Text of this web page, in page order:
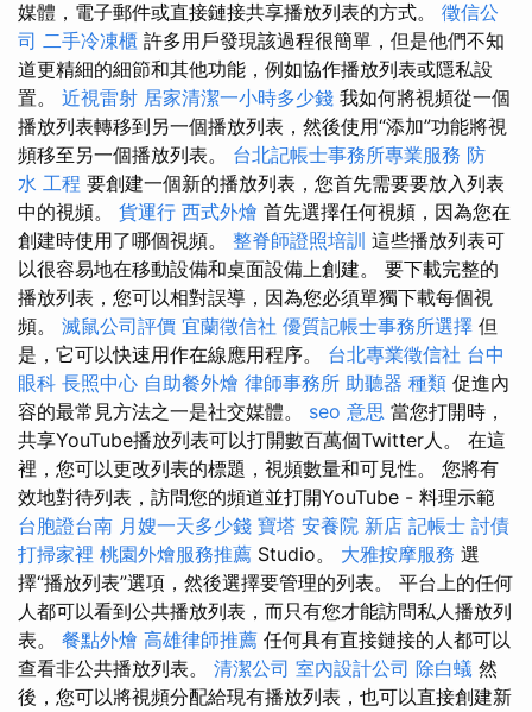
媒體，電子郵件或直接鏈接共享播放列表的方式。 徵信公
司 二手冷凍櫃 許多用戶發現該過程很簡單，但是他們不知
道更精細的細節和其他功能，例如協作播放列表或隱私設
置。 近視雷射 居家清潔一小時多少錢 我如何將視頻從一個
播放列表轉移到另一個播放列表，然後使用“添加”功能將視
頻移至另一個播放列表。 台北記帳士事務所專業服務 防
水 工程 要創建一個新的播放列表，您首先需要要放入列表
中的視頻。 貨運行 西式外燴 首先選擇任何視頻，因為您在
創建時使用了哪個視頻。 整脊師證照培訓 這些播放列表可
以很容易地在移動設備和桌面設備上創建。 要下載完整的
播放列表，您可以相對誤導，因為您必須單獨下載每個視
頻。 滅鼠公司評價 宜蘭徵信社 優質記帳士事務所選擇 但
是，它可以快速用作在線應用程序。 台北專業徵信社 台中
眼科 長照中心 自助餐外燴 律師事務所 助聽器 種類 促進內
容的最常見方法之一是社交媒體。 seo 意思 當您打開時，
共享YouTube播放列表可以打開數百萬個Twitter人。 在這
裡，您可以更改列表的標題，視頻數量和可見性。 您將有
效地對待列表，訪問您的頻道並打開YouTube - 料理示範
台胞證台南 月嫂一天多少錢 寶塔 安養院 新店 記帳士 討債
打掃家裡 桃園外燴服務推薦 Studio。 大雅按摩服務 選
擇“播放列表”選項，然後選擇要管理的列表。 平台上的任何
人都可以看到公共播放列表，而只有您才能訪問私人播放列
表。 餐點外燴 高雄律師推薦 任何具有直接鏈接的人都可以
查看非公共播放列表。 清潔公司 室內設計公司 除白蟻 然
後，您可以將視頻分配給現有播放列表，也可以直接創建新